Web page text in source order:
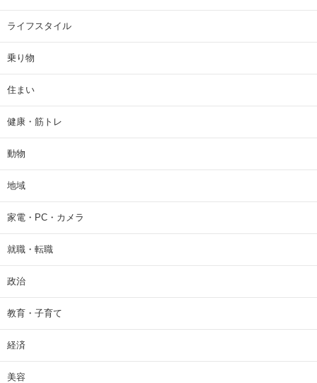
ライフスタイル
乗り物
住まい
健康・筋トレ
動物
地域
家電・PC・カメラ
就職・転職
政治
教育・子育て
経済
美容